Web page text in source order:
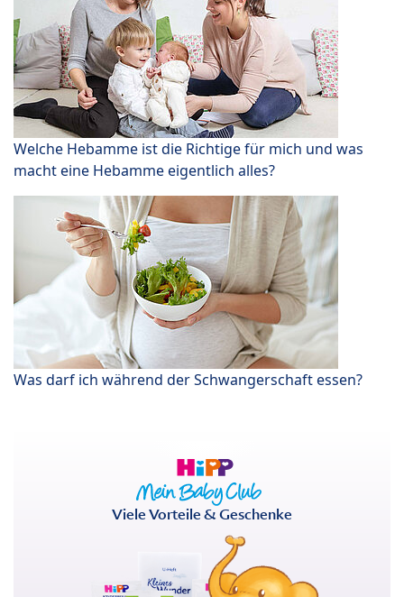
Welche Hebamme ist die Richtige für mich und was
macht eine Hebamme eigentlich alles?
Was darf ich während der Schwangerschaft essen?
Viele Vorteile & Geschenke